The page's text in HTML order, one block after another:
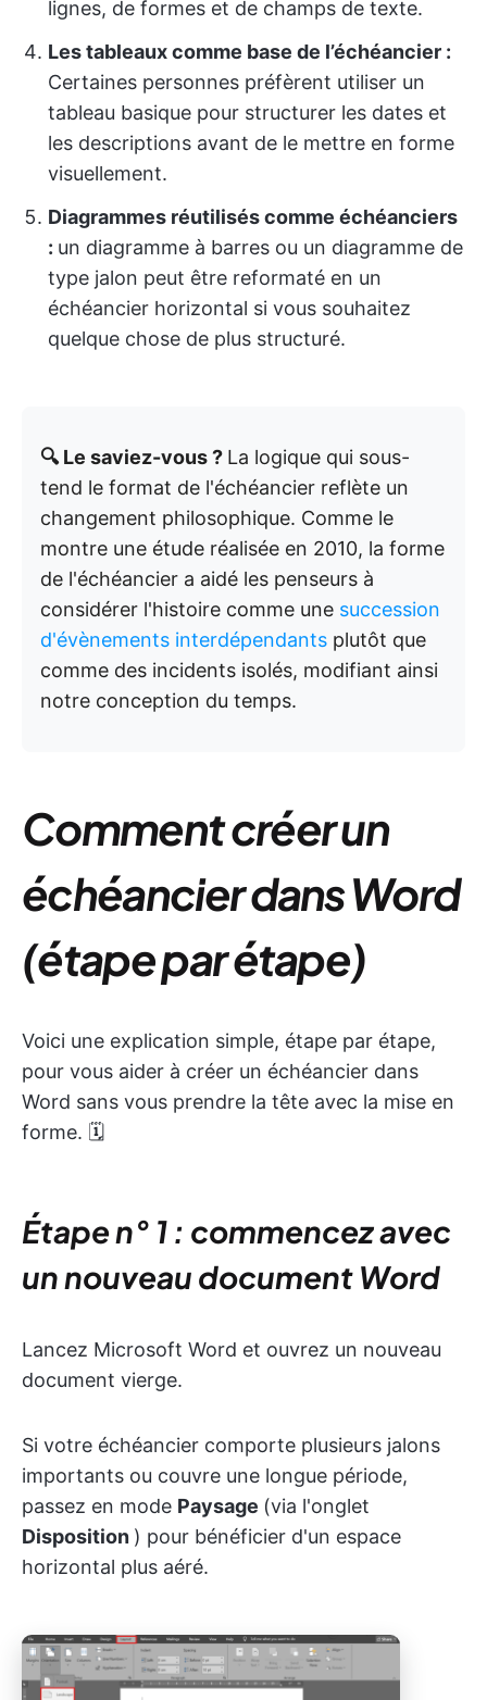
lignes, de formes et de champs de texte.
Les tableaux comme base de l’échéancier :
Certaines personnes préfèrent utiliser un
tableau basique pour structurer les dates et
les descriptions avant de le mettre en forme
visuellement.
Diagrammes réutilisés comme échéanciers
: un diagramme à barres ou un diagramme de
type jalon peut être reformaté en un
échéancier horizontal si vous souhaitez
quelque chose de plus structuré.
🔍 Le saviez-vous ? La logique qui sous-
tend le format de l'échéancier reflète un
changement philosophique. Comme le
montre une étude réalisée en 2010, la forme
de l'échéancier a aidé les penseurs à
considérer l'histoire comme une succession
d'évènements interdépendants plutôt que
comme des incidents isolés, modifiant ainsi
notre conception du temps.
Comment créer un
échéancier dans Word
(étape par étape)
Voici une explication simple, étape par étape,
pour vous aider à créer un échéancier dans
Word sans vous prendre la tête avec la mise en
forme. 🗓️
Étape n° 1 : commencez avec
un nouveau document Word
Lancez Microsoft Word et ouvrez un nouveau
document vierge.
Si votre échéancier comporte plusieurs jalons
importants ou couvre une longue période,
passez en mode Paysage (via l'onglet
Disposition ) pour bénéficier d'un espace
horizontal plus aéré.